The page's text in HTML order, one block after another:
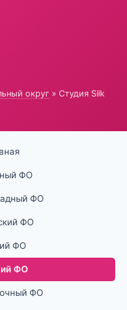
округ » Студия Silk
ФО
ФО
ФО
ФО
ФО
ФО